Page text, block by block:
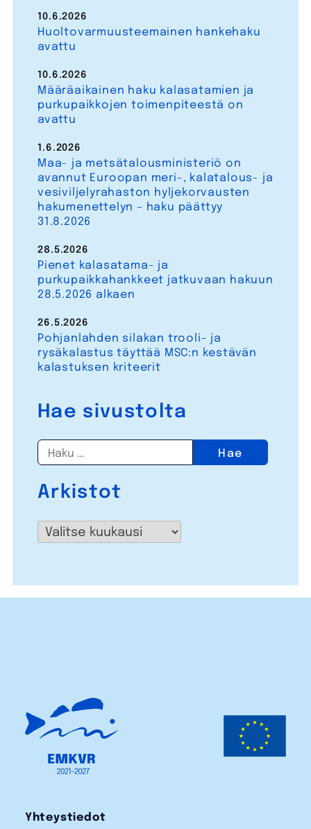
Huoltovarmuusteemainen hankehaku
avattu
10.6.2026
Määräaikainen haku kalasatamien ja
purkupaikkojen toimenpiteestä on
avattu
10.6.2026
Maa- ja metsätalousministeriö on
avannut Euroopan meri-, kalatalous- ja
vesiviljelyrahaston hyljekorvausten
hakumenettelyn – haku päättyy
31.8.2026
1.6.2026
Pienet kalasatama- ja
purkupaikkahankkeet jatkuvaan hakuun
28.5.2026 alkaen
28.5.2026
Pohjanlahden silakan trooli- ja
rysäkalastus täyttää MSC:n kestävän
kalastuksen kriteerit
26.5.2026
Hae sivustolta
Haku:
Arkistot
Arkistot
Yhteystiedot